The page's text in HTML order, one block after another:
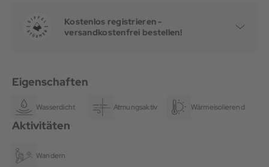
Kostenlos registrieren -
versandkostenfrei bestellen!
Eigenschaften
Wasserdicht Atmungsaktiv Wärmeisolierend
Aktivitäten
Wandern